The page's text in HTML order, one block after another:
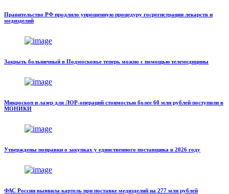
Правительство РФ продлило упрощенную процедуру госрегистрации лекарств и
медизделий
Закрыть больничный в Подмосковье теперь можно с помощью телемедицины
Микроскоп и лазер для ЛОР-операций стоимостью более 60 млн рублей поступили в
МОНИКИ
Утверждены поправки о закупках у единственного поставщика в 2026 году
ФАС России выявила картель при поставке медизделий на 277 млн рублей